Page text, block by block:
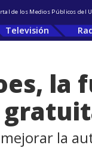
de los Medios Públicos del
Televisión
la
la